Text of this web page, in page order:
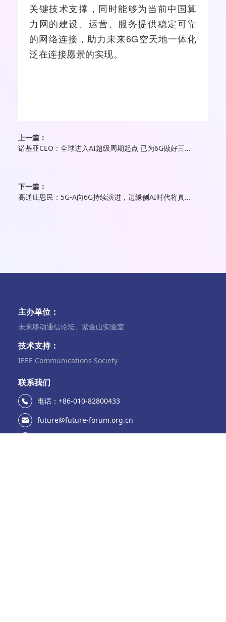
关键技术支撑，同时能够为当前中国算
力网的建设、运营、服务提供稳定可靠
的网络连接，助力未来6G空天地一体化
泛在连接愿景的实现。
上一篇：
诺基亚CEO：全球进入AI超级周期起点 已为6G做好三大领域准备
下一篇：
高通庄思民：5G-A向6G持续演进，边缘侧AI时代将真正到来
主办单位：
未来移动通信论坛、紫金山实验室
技术支持：
IEEE Communications Society
联系我们
电话：+86-010-82800433
future@future-forum.org.cn